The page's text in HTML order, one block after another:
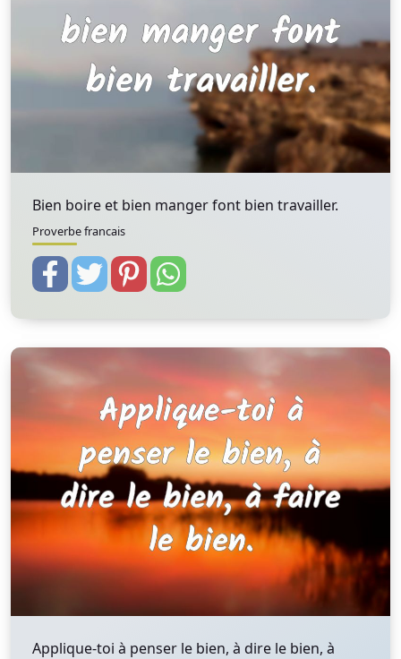
Bien boire et bien manger font bien travailler.
Proverbe francais
Applique-toi à penser le bien, à dire le bien, à